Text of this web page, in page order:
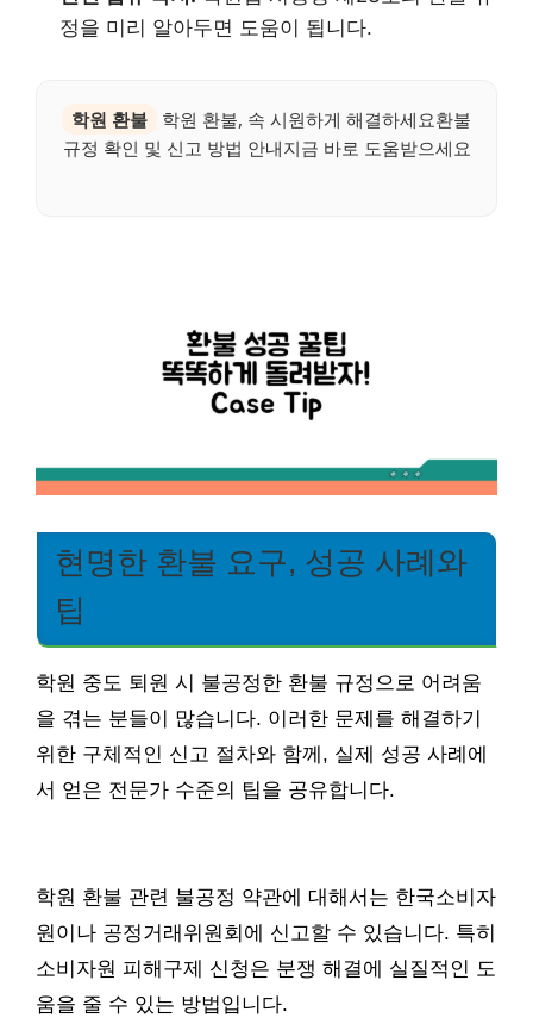
정을 미리 알아두면 도움이 됩니다.
학원 환불
학원 환불, 속 시원하게 해결하세요환불
규정 확인 및 신고 방법 안내지금 바로 도움받으세요
현명한 환불 요구, 성공 사례와
팁
학원 중도 퇴원 시 불공정한 환불 규정으로 어려움
을 겪는 분들이 많습니다. 이러한 문제를 해결하기
위한 구체적인 신고 절차와 함께, 실제 성공 사례에
서 얻은 전문가 수준의 팁을 공유합니다.
학원 환불 관련 불공정 약관에 대해서는 한국소비자
원이나 공정거래위원회에 신고할 수 있습니다. 특히
소비자원 피해구제 신청은 분쟁 해결에 실질적인 도
움을 줄 수 있는 방법입니다.